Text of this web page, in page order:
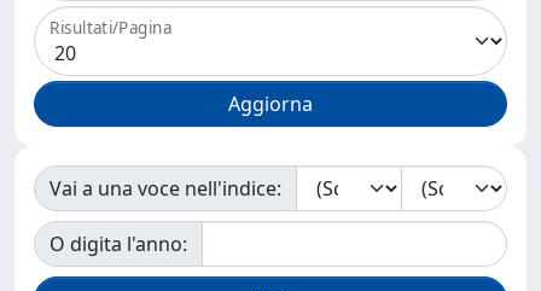
Risultati/Pagina
Vai a una voce nell'indice:
O digita l'anno: